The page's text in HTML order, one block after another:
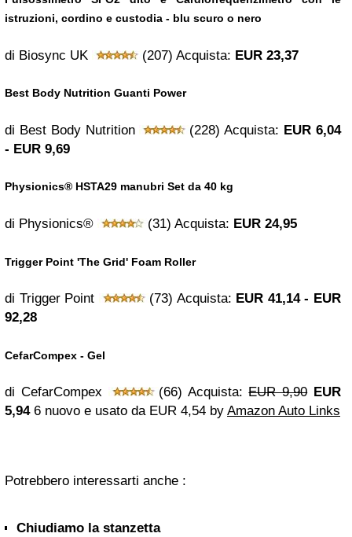
istruzioni, cordino e custodia - blu scuro o nero
di Biosync UK (207) Acquista: EUR 23,37
Best Body Nutrition Guanti Power
di Best Body Nutrition (228) Acquista: EUR 6,04
- EUR 9,69
Physionics® HSTA29 manubri Set da 40 kg
di Physionics® (31) Acquista: EUR 24,95
Trigger Point 'The Grid' Foam Roller
di Trigger Point (73) Acquista: EUR 41,14 - EUR
92,28
CefarCompex - Gel
di CefarCompex (66) Acquista:EUR 9,90 EUR
5,946 nuovo e usato da EUR 4,54 by Amazon Auto Links
Potrebbero interessarti anche :
Chiudiamo la stanzetta